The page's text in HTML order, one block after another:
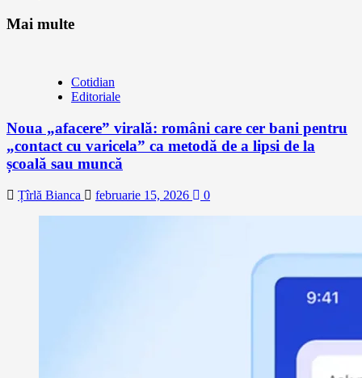
Mai multe
Cotidian
Editoriale
Noua „afacere” virală: români care cer bani pentru
„contact cu varicela” ca metodă de a lipsi de la
școală sau muncă
Țîrlă Bianca februarie 15, 2026 0